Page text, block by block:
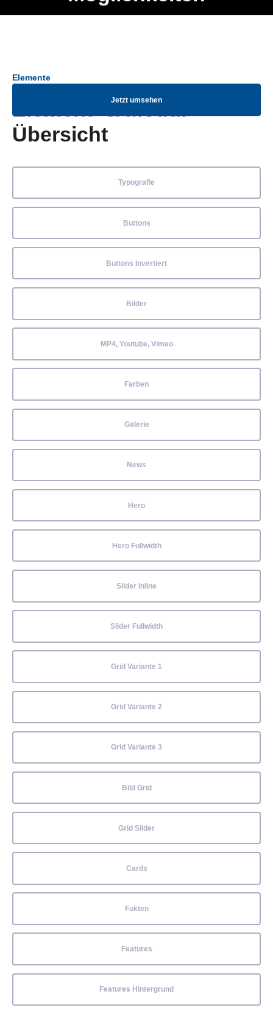
Jetzt umsehen
Elemente
Element- & Modul-
Übersicht
Typografie
Buttons
Buttons Invertiert
Bilder
MP4, Youtube, Vimeo
Farben
Galerie
News
Hero
Hero Fullwidth
Slider Inline
Slider Fullwidth
Grid Variante 1
Grid Variante 2
Grid Variante 3
Bild Grid
Grid Slider
Cards
Fakten
Features
Features Hintergrund